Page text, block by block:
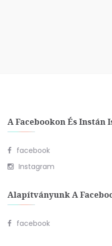
A Facebookon És Instán
facebook
Instagram
Alapítványunk A
facebook